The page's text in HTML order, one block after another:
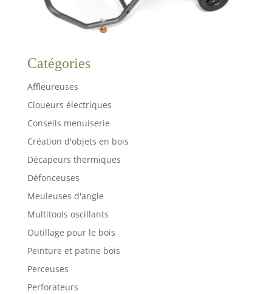
Catégories
Affleureuses
Cloueurs électriques
Conseils menuiserie
Création d'objets en bois
Décapeurs thermiques
Défonceuses
Meuleuses d'angle
Multitools oscillants
Outillage pour le bois
Peinture et patine bois
Perceuses
Perforateurs